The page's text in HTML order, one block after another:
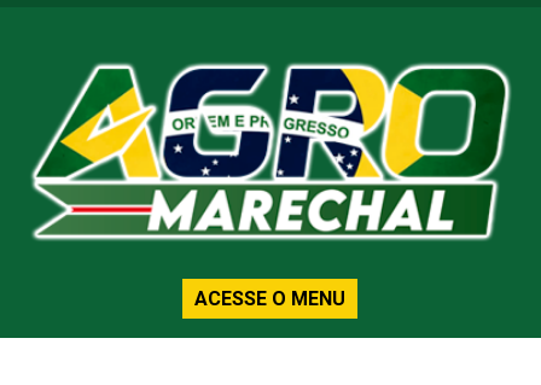
ACESSE O MENU